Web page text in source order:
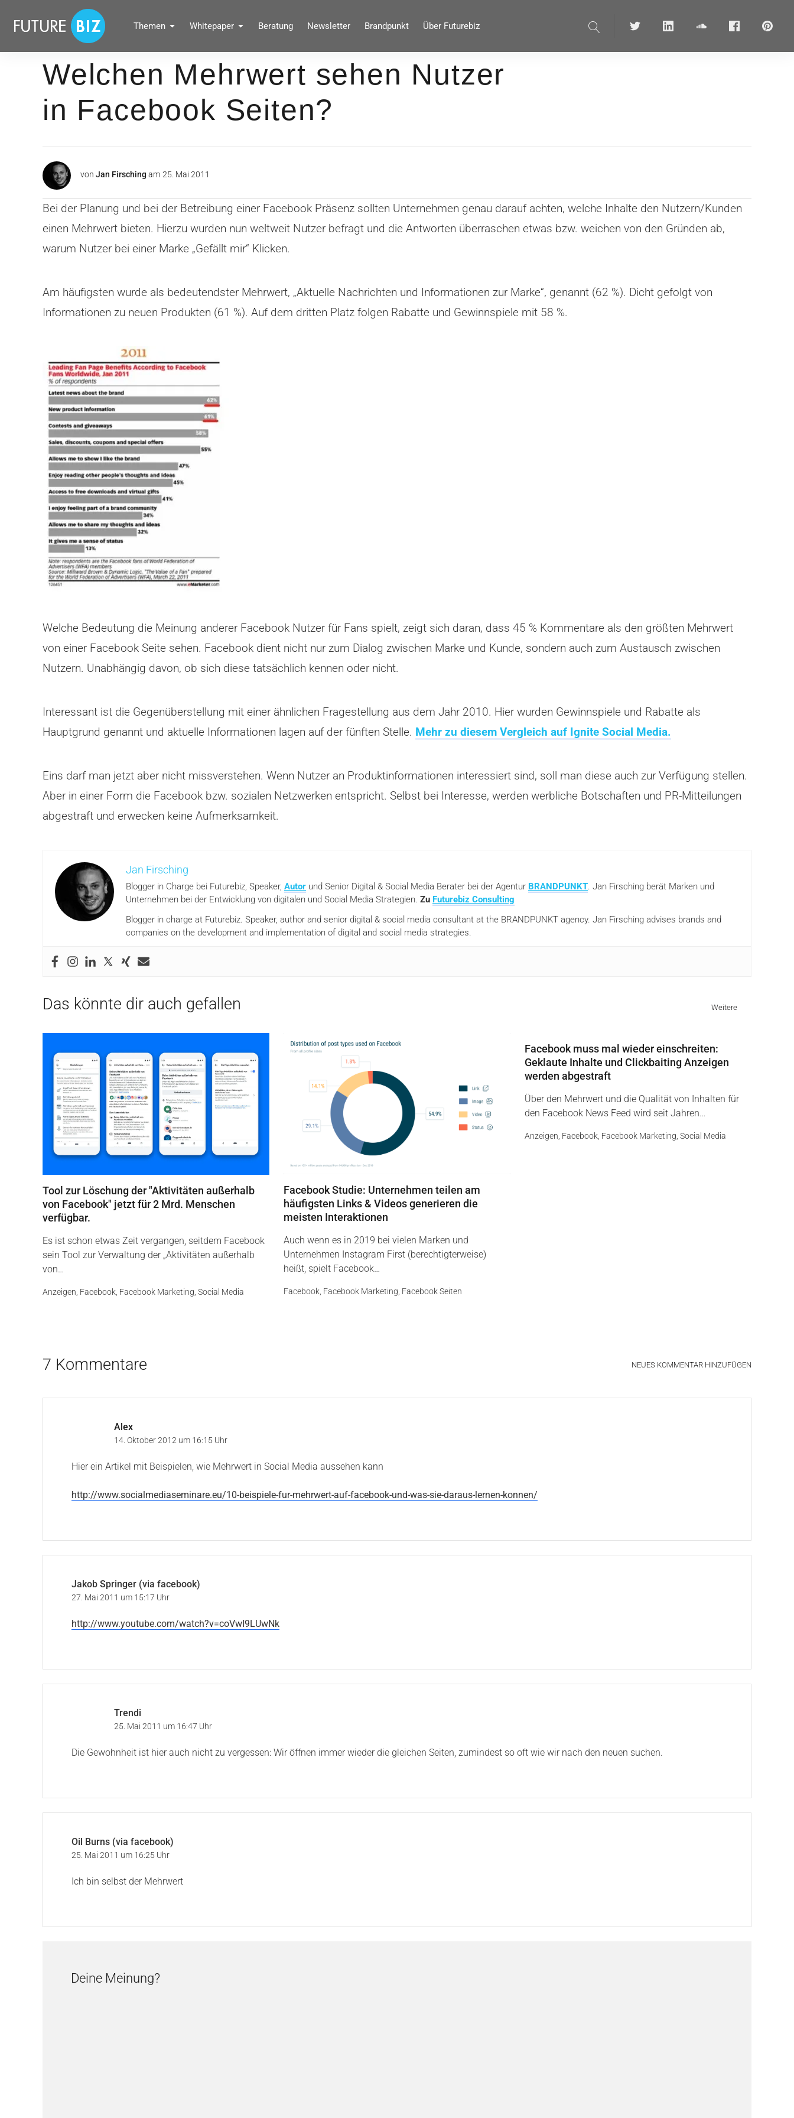
überspringen
FUTUREBIZ
Social Media Marketing Blog für Unternehmen by BRANDPUNKT
Themen Whitepaper Beratung Newsletter Brandpunkt Über Futurebiz
Suche Twitter linkedin soundcloudFacebook
Welchen Mehrwert sehen Nutzer
in Facebook Seiten?
von Jan Firsching am 25. Mai 2011
Bei der Planung und bei der Betreibung einer Facebook Präsenz sollten Unternehmen genau darauf achten, welche Inhalte den Nutzern/Kunden
einen Mehrwert bieten. Hierzu wurden nun weltweit Nutzer befragt und die Antworten überraschen etwas bzw. weichen von den Gründen ab,
warum Nutzer bei einer Marke „Gefällt mir“ Klicken.
Am häufigsten wurde als bedeutendster Mehrwert, „Aktuelle Nachrichten und Informationen zur Marke“, genannt (62 %). Dicht gefolgt von
Informationen zu neuen Produkten (61 %). Auf dem dritten Platz folgen Rabatte und Gewinnspiele mit 58 %.
Welche Bedeutung die Meinung anderer Facebook Nutzer für Fans spielt, zeigt sich daran, dass 45 % Kommentare als den größten Mehrwert
von einer Facebook Seite sehen. Facebook dient nicht nur zum Dialog zwischen Marke und Kunde, sondern auch zum Austausch zwischen
Nutzern. Unabhängig davon, ob sich diese tatsächlich kennen oder nicht.
Interessant ist die Gegenüberstellung mit einer ähnlichen Fragestellung aus dem Jahr 2010. Hier wurden Gewinnspiele und Rabatte als
Hauptgrund genannt und aktuelle Informationen lagen auf der fünften Stelle. Mehr zu diesem Vergleich auf Ignite Social Media.
Eins darf man jetzt aber nicht missverstehen. Wenn Nutzer an Produktinformationen interessiert sind, soll man diese auch zur Verfügung stellen.
Aber in einer Form die Facebook bzw. sozialen Netzwerken entspricht. Selbst bei Interesse, werden werbliche Botschaften und PR-Mitteilungen
abgestraft und erwecken keine Aufmerksamkeit.
Jan Firsching
Blogger in Charge bei Futurebiz, Speaker, Autor und Senior Digital & Social Media Berater bei der Agentur BRANDPUNKT. Jan Firsching berät Marken und
Unternehmen bei der Entwicklung von digitalen und Social Media Strategien. Zu Futurebiz Consulting
Blogger in charge at Futurebiz. Speaker, author and senior digital & social media consultant at the BRANDPUNKT agency. Jan Firsching advises brands and
companies on the development and implementation of digital and social media strategies.
Das könnte dir auch gefallen Weitere
Tool zur Löschung der "Aktivitäten außerhalb
von Facebook" jetzt für 2 Mrd. Menschen
verfügbar.
Es ist schon etwas Zeit vergangen, seitdem Facebook
sein Tool zur Verwaltung der „Aktivitäten außerhalb
von…
Anzeigen Facebook Facebook Marketing Social Media
Facebook Studie: Unternehmen teilen am
häufigsten Links & Videos generieren die
meisten Interaktionen
Auch wenn es in 2019 bei vielen Marken und
Unternehmen Instagram First (berechtigterweise)
heißt, spielt Facebook…
Facebook Facebook Marketing Facebook Seiten
Facebook muss mal wieder einschreiten:
Geklaute Inhalte und Clickbaiting Anzeigen
werden abgestraft
Über den Mehrwert und die Qualität von Inhalten für
den Facebook News Feed wird seit Jahren…
Anzeigen Facebook Facebook Marketing Social Media
7 Kommentare NEUES KOMMENTAR HINZUFÜGEN
Alex
14. Oktober 2012 um 16:15 Uhr
Hier ein Artikel mit Beispielen, wie Mehrwert in Social Media aussehen kann
http://www.socialmediaseminare.eu/10-beispiele-fur-mehrwert-auf-facebook-und-was-sie-daraus-lernen-konnen/
Jakob Springer (via facebook)
27. Mai 2011 um 15:17 Uhr
http://www.youtube.com/watch?v=coVwI9LUwNk
Trendi
25. Mai 2011 um 16:47 Uhr
Die Gewohnheit ist hier auch nicht zu vergessen: Wir öffnen immer wieder die gleichen Seiten, zumindest so oft wie wir nach den neuen suchen.
Oil Burns (via facebook)
25. Mai 2011 um 16:25 Uhr
Ich bin selbst der Mehrwert
Deine Meinung?